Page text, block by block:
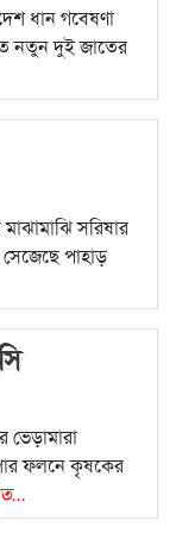
ধান গবেষণা
নতুন দুই জাতের
সরিষার
পাহাড়
ভেড়ামারা
ফলনে কৃষকের